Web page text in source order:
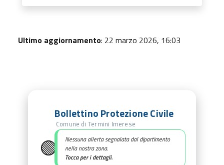
Ultimo aggiornamento: 22 marzo 2026, 16:03
🟢
Bollettino Protezione Civile
Comune di Termini Imerese
Nessuna allerta segnalata dal dipartimento
nella nostra zona.
Tocca per i dettagli.